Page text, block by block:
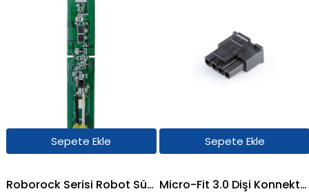
Roborock Serisi Robot Süpürge Uyumlu BMS Kart (Batarya Kartı)
Sepete Ekle
Micro-Fit 3.0 Dişi Konnektör Yuvası - Tek Sıra, 4 Devreli - Siyah
Sepete Ekle